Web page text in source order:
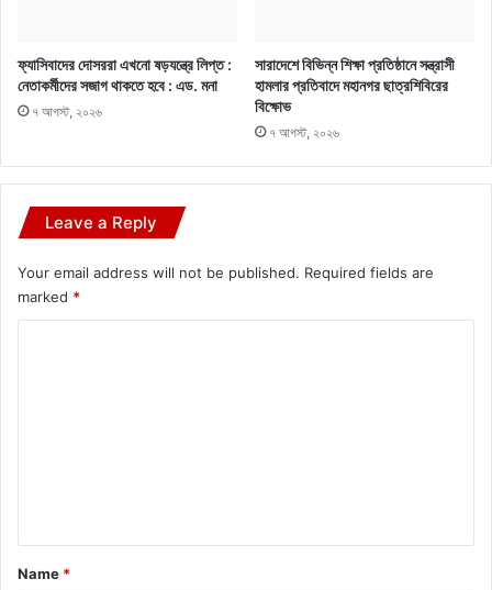
ফ্যাসিবাদের দোসররা এখনো ষড়যন্ত্রে লিপ্ত :
নেতাকর্মীদের সজাগ থাকতে হবে : এড. মনা
৭ আগস্ট, ২০২৬
সারাদেশে বিভিন্ন শিক্ষা প্রতিষ্ঠানে সন্ত্রাসী
হামলার প্রতিবাদে মহানগর ছাত্রশিবিরের
বিক্ষোভ
৭ আগস্ট, ২০২৬
Leave a Reply
Your email address will not be published. Required fields are
marked *
*
Name *